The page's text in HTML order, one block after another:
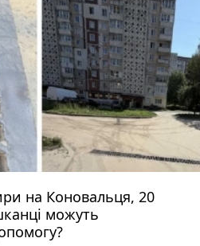
на Коновальця, 20
можуть